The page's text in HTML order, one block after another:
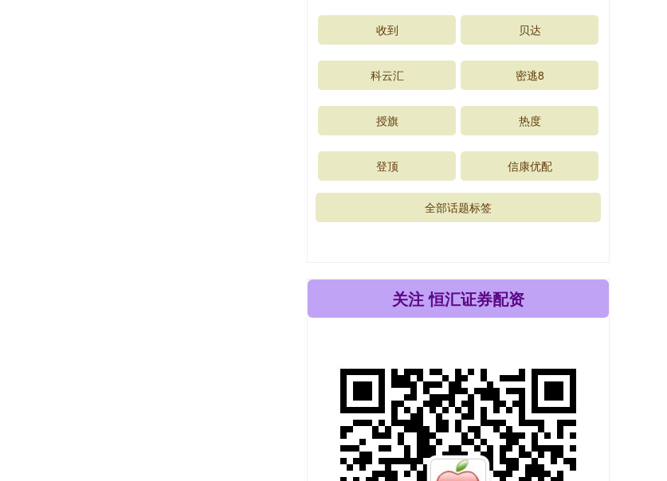
收到 贝达
科云汇 密逃8
授旗 热度
登顶 信康优配
全部话题标签
关注 恒汇证券配资